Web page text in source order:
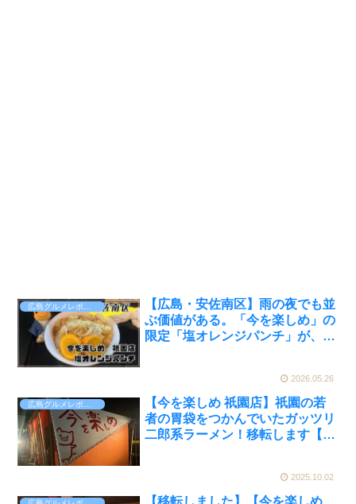
【広島・安佐南区】雨の夜でも並
ぶ価値がある。「今を楽しめ」の
限定「塩オレンジパンチ」が、二
2026.05.26
広島グルメレポート
【今を楽しめ 祇園店】祇園の若
者の胃袋をつかんでいたガッツリ
二郎系ラーメン！移転します【広
2025.10.02
【移転しました】【今を楽しめ